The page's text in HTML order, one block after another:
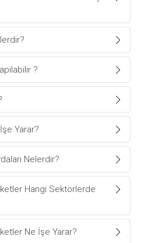
?
Yarar?
Nelerdir?
Hangi Sektörlerde
Ne İşe Yarar?